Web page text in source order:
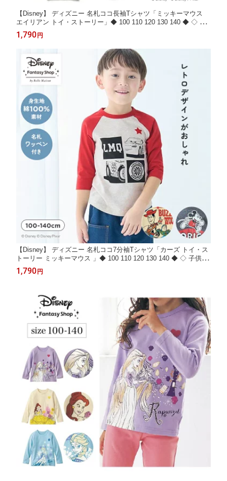
【Disney】 ディズニー 名札ココ長袖Tシャツ「ミッキーマウス
エイリアン トイ・ストーリー」◆ 100 110 120 130 140 ◆ ◇ 子
ども 子供 キッズ KIDS 子ども服 キッズ服 服 トップス Tシャツ
カットソー 長袖 トイストーリー 通園 通学 保育園 幼稚園 小学生
1,790円
【Disney】 ディズニー 名札ココ7分袖Tシャツ「カーズ トイ・ス
トーリー ミッキーマウス 」◆ 100 110 120 130 140 ◆ ◇ 子供服
キッズ 男の子 七分袖 通園 通学 保育園 幼稚園 トイストーリー ト
ップス カットソー Tシャツ 名札 メンズ ピクサー
1,790円